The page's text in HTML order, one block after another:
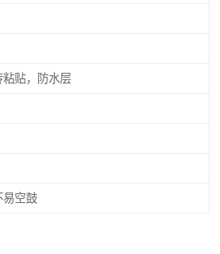
粘贴，防水层
易空鼓